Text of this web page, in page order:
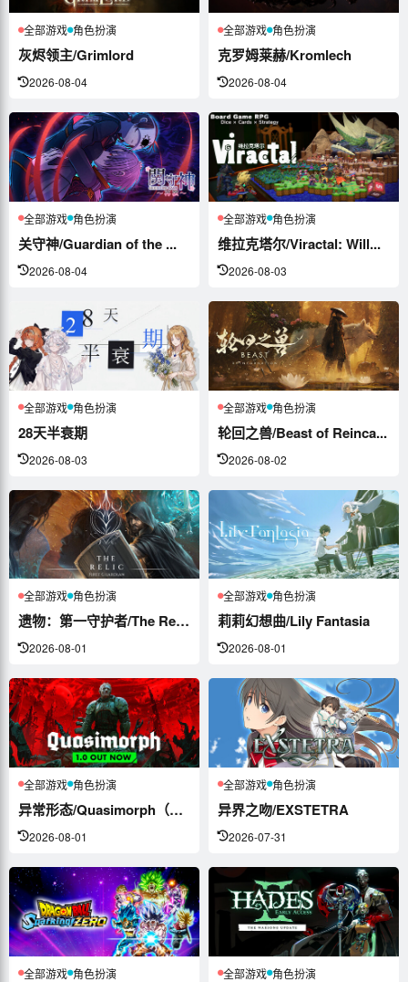
全部游戏 角色扮演
灰烬领主/Grimlord
2026-08-04
全部游戏 角色扮演
克罗姆莱赫/Kromlech
2026-08-04
全部游戏 角色扮演
关守神/Guardian of the ...
2026-08-04
全部游戏 角色扮演
维拉克塔尔/Viractal: Will...
2026-08-03
全部游戏 角色扮演
28天半衰期
2026-08-03
全部游戏 角色扮演
轮回之兽/Beast of Reinca...
2026-08-02
全部游戏 角色扮演
遗物：第一守护者/The Relic: ...
2026-08-01
全部游戏 角色扮演
莉莉幻想曲/Lily Fantasia
2026-08-01
全部游戏 角色扮演
异常形态/Quasimorph（更新v1...
2026-08-01
全部游戏 角色扮演
异界之吻/EXSTETRA
2026-07-31
全部游戏 角色扮演 全部游戏 角色扮演